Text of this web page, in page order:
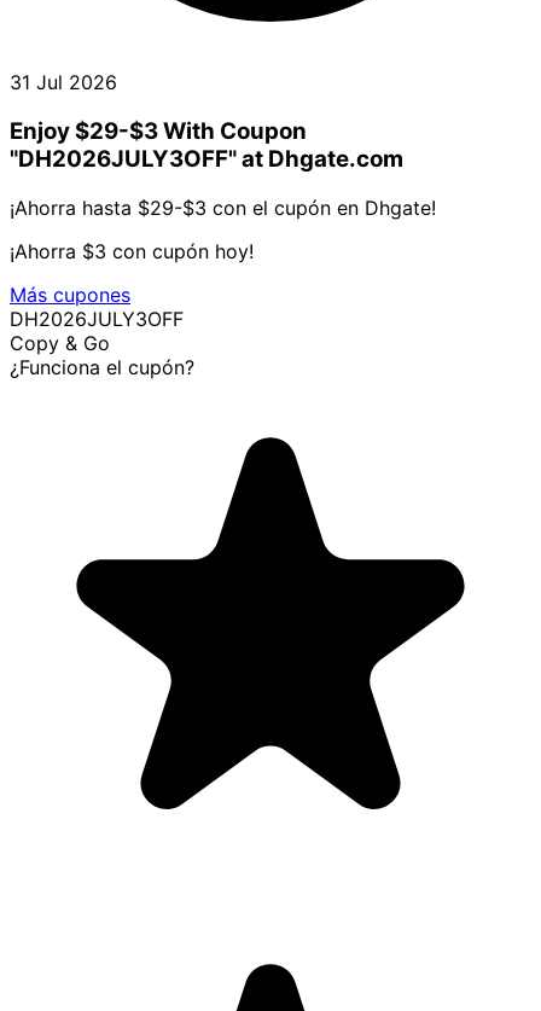
31 Jul 2026
Enjoy $29-$3 With Coupon
"DH2026JULY3OFF" at Dhgate.com
¡Ahorra hasta $29-$3 con el cupón en Dhgate!
¡Ahorra $3 con cupón hoy!
Más cupones
DH2026JULY3OFF
Copy & Go
¿Funciona el cupón?